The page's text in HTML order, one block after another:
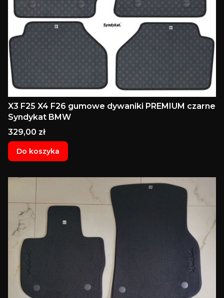
X3 F25 X4 F26 gumowe dywaniki PREMIUM czarne
Syndykat BMW
Cena
329,00 zł
Do koszyka